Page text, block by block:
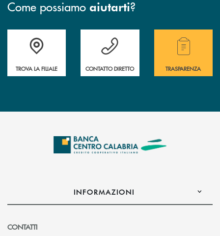
Come possiamo aiutarti?
Accedi all' elenco completo delle filiali .
TROVA LA FILIALE
Hai bisogno di assistenza immediata ?
CONTATTO DIRETTO
Hai bisogno di
TRASPARENZA
INFORMAZIONI
CONTATTI